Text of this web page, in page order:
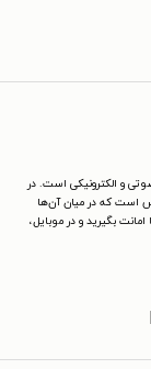
و الکترونیکی است. در
است که در میان آن‌ها
بگیرید و در موبایل،